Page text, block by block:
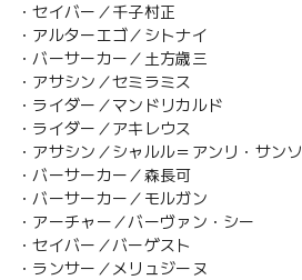
・セイバー／千子村正
・アルターエゴ／シトナイ
・バーサーカー／土方歳三
・アサシン／セミラミス
・ライダー／マンドリカルド
・ライダー／アキレウス
・アサシン／シャルル＝アンリ・サン
・バーサーカー／森長可
・バーサーカー／モルガン
・アーチャー／バーヴァン・シー
・セイバー／バーゲスト
・ランサー／メリュジーヌ